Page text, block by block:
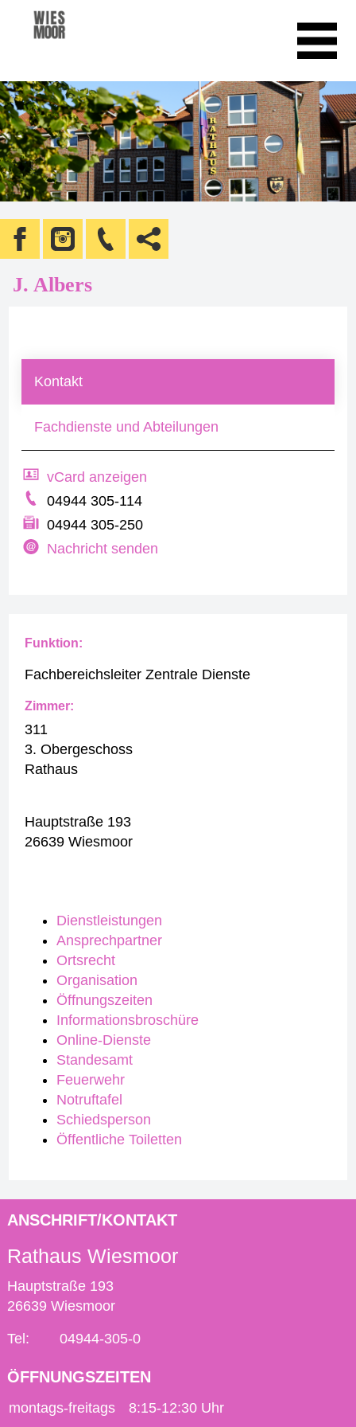
J. Albers
Kontakt
Fachdienste und Abteilungen
vCard anzeigen
04944 305-114
04944 305-250
Nachricht senden
Dienstleistungen
Ansprechpartner
Ortsrecht
Organisation
Öffnungszeiten
Informationsbroschüre
Online-Dienste
Standesamt
Feuerwehr
Notruftafel
Schiedsperson
Öffentliche Toiletten
Funktion:
Fachbereichsleiter Zentrale Dienste
Zimmer:
311
3. Obergeschoss
Rathaus
Hauptstraße 193
26639 Wiesmoor
ANSCHRIFT/KONTAKT
Rathaus Wiesmoor
Hauptstraße 193
26639 Wiesmoor
Tel: 04944-305-0
ÖFFNUNGSZEITEN
montags-freitags 8:15-12:30 Uhr